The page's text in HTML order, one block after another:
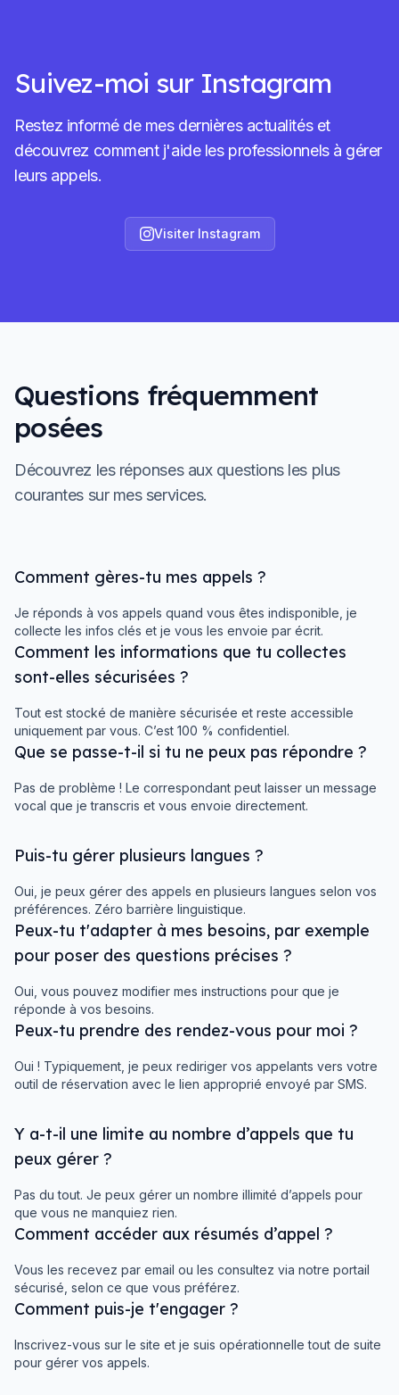
Suivez-moi sur Instagram
Restez informé de mes dernières actualités et
découvrez comment j'aide les professionnels à gérer
leurs appels.
Visiter Instagram
Questions fréquemment
posées
Découvrez les réponses aux questions les plus
courantes sur mes services.
Comment gères-tu mes appels ?
Je réponds à vos appels quand vous êtes indisponible, je
collecte les infos clés et je vous les envoie par écrit.
Comment les informations que tu collectes
sont-elles sécurisées ?
Tout est stocké de manière sécurisée et reste accessible
uniquement par vous. C’est 100 % confidentiel.
Que se passe-t-il si tu ne peux pas répondre ?
Pas de problème ! Le correspondant peut laisser un message
vocal que je transcris et vous envoie directement.
Puis-tu gérer plusieurs langues ?
Oui, je peux gérer des appels en plusieurs langues selon vos
préférences. Zéro barrière linguistique.
Peux-tu t'adapter à mes besoins, par exemple
pour poser des questions précises ?
Oui, vous pouvez modifier mes instructions pour que je
réponde à vos besoins.
Peux-tu prendre des rendez-vous pour moi ?
Oui ! Typiquement, je peux rediriger vos appelants vers votre
outil de réservation avec le lien approprié envoyé par SMS.
Y a-t-il une limite au nombre d’appels que tu
peux gérer ?
Pas du tout. Je peux gérer un nombre illimité d’appels pour
que vous ne manquiez rien.
Comment accéder aux résumés d’appel ?
Vous les recevez par email ou les consultez via notre portail
sécurisé, selon ce que vous préférez.
Comment puis-je t'engager ?
Inscrivez-vous sur le site et je suis opérationnelle tout de suite
pour gérer vos appels.